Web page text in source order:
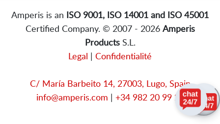
Amperis is an ISO 9001, ISO 14001 and ISO 45001
Certified Company. © 2007 - 2026 Amperis
ProductsS.L.
Legal | Confidentialité
C/ María Barbeito 14, 27003, Lugo, Spain
info@amperis.com | +34 982 20 99 20